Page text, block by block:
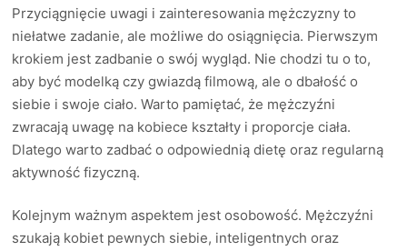
Przyciągnięcie uwagi i zainteresowania mężczyzny to
niełatwe zadanie, ale możliwe do osiągnięcia. Pierwszym
krokiem jest zadbanie o swój wygląd. Nie chodzi tu o to,
aby być modelką czy gwiazdą filmową, ale o dbałość o
siebie i swoje ciało. Warto pamiętać, że mężczyźni
zwracają uwagę na kobiece kształty i proporcje ciała.
Dlatego warto zadbać o odpowiednią dietę oraz regularną
aktywność fizyczną.
Kolejnym ważnym aspektem jest osobowość. Mężczyźni
szukają kobiet pewnych siebie, inteligentnych oraz